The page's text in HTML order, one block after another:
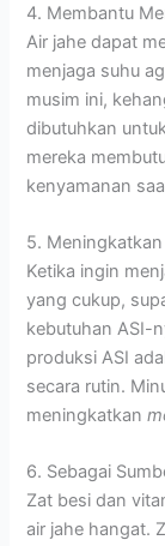
4. Membantu
Air jahe dapat
menjaga suhu
musim ini,
dibutuhkan
mereka
kenyamanan
5.
Ketika ingin
yang cukup,
kebutuhan ASI-
produksi ASI
secara rutin.
meningkatkan
6. Sebagai
Zat besi dan
air jahe hangat.